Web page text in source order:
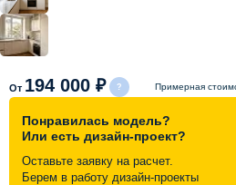
Видеоотзывы
Контакты
От 194 000 ₽ Примерная
Понравилась модель?
Или есть дизайн-проект?
Оставьте заявку на расчет.
Берем в работу дизайн-проекты